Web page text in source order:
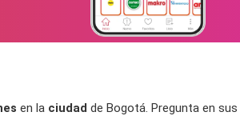
en la ciudad de Bogotá. Pregunta en